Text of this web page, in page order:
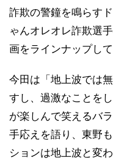
詐欺の警鐘を鳴らす
ゃんオレオレ詐欺選
画をラインナップして
今田は「地上波では
すし、過激なことを
が楽しんで笑えるバ
手応えを語り、東野
ションは地上波と変